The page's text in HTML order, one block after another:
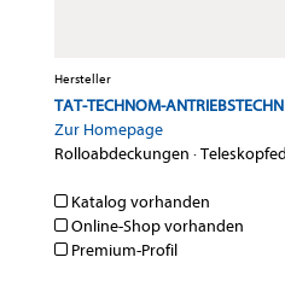
Hersteller
TAT-TECHNOM-
Zur Homepage
Rolloabdeckungen ·
Katalog vorhanden
Online-Shop vorhanden
Premium-Profil